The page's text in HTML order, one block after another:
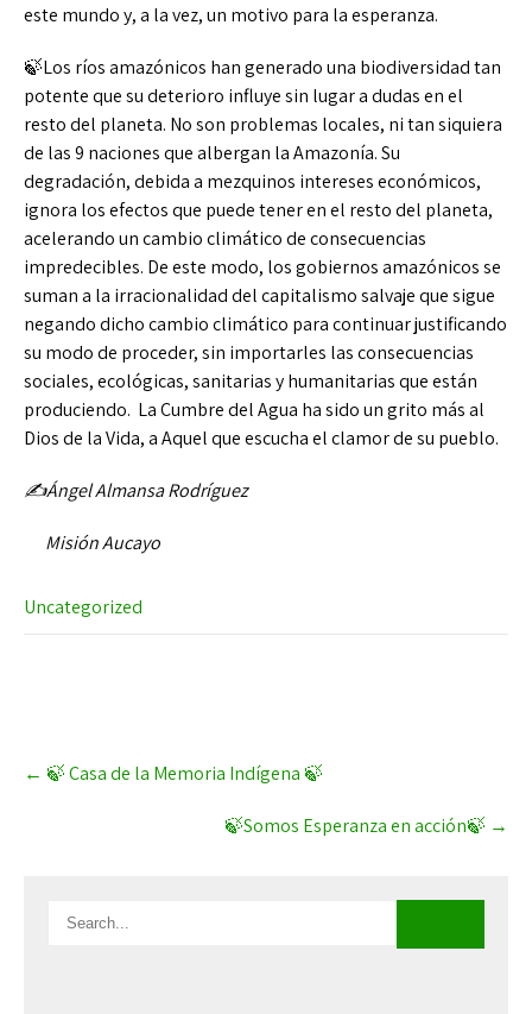
este mundo y, a la vez, un motivo para la esperanza.
🍃Los ríos amazónicos han generado una biodiversidad tan
potente que su deterioro influye sin lugar a dudas en el
resto del planeta. No son problemas locales, ni tan siquiera
de las 9 naciones que albergan la Amazonía. Su
degradación, debida a mezquinos intereses económicos,
ignora los efectos que puede tener en el resto del planeta,
acelerando un cambio climático de consecuencias
impredecibles. De este modo, los gobiernos amazónicos se
suman a la irracionalidad del capitalismo salvaje que sigue
negando dicho cambio climático para continuar justificando
su modo de proceder, sin importarles las consecuencias
sociales, ecológicas, sanitarias y humanitarias que están
produciendo. La Cumbre del Agua ha sido un grito más al
Dios de la Vida, a Aquel que escucha el clamor de su pueblo.
✍️Ángel Almansa Rodríguez
Misión Aucayo
Uncategorized
Post
navigation
← 🍃 Casa de la Memoria Indígena 🍃
🍃Somos Esperanza en acción🍃 →